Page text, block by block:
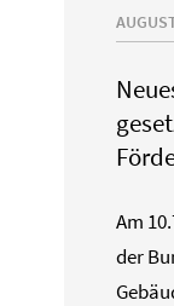
Am
der